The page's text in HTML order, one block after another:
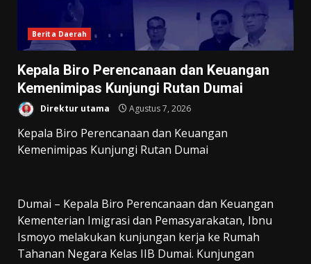
Berita Daerah
Kepala Biro Perencanaan dan Keuangan
Kemenimipas Kunjungi Rutan Dumai
Direktur utama Agustus 7, 2026
Kepala Biro Perencanaan dan Keuangan
Kemenimipas Kunjungi Rutan Dumai
Dumai – Kepala Biro Perencanaan dan Keuangan
Kementerian Imigrasi dan Pemasyarakatan, Ibnu
Ismoyo melakukan kunjungan kerja ke Rumah
Tahanan Negara Kelas IIB Dumai. Kunjungan